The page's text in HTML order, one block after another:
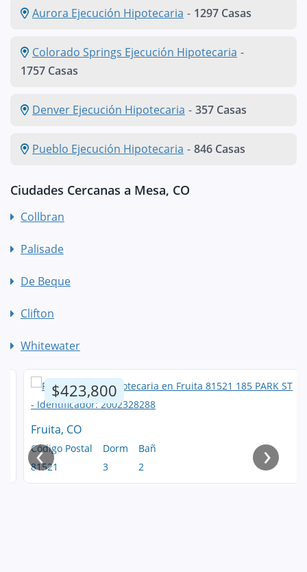
Aurora Ejecución Hipotecaria - 1297 Casas
Colorado Springs Ejecución Hipotecaria -
1757 Casas
Denver Ejecución Hipotecaria - 357 Casas
Pueblo Ejecución Hipotecaria - 846 Casas
Ciudades Cercanas a Mesa, CO
Collbran
Palisade
De Beque
Clifton
Whitewater
$423,800
Fruita, CO
Código Postal
81521
Dorm
Bañ
‹ ›